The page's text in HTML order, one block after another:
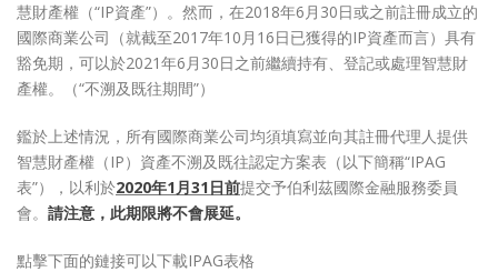
慧財產權（“IP資產”）。然而，在2018年6月30日或之前註冊成立的
國際商業公司（就截至2017年10月16日已獲得的IP資產而言）具有
豁免期，可以於2021年6月30日之前繼續持有、登記或處理智慧財
產權。（“不溯及既往期間”）
鑑於上述情況，所有國際商業公司均須填寫並向其註冊代理人提供
智慧財產權（IP）資產不溯及既往認定方案表（以下簡稱“IPAG
表”），以利於2020年1月31日前提交予伯利茲國際金融服務委員
會。 請注意，此期限將不會展延。
點擊下面的鏈接可以下載IPAG表格